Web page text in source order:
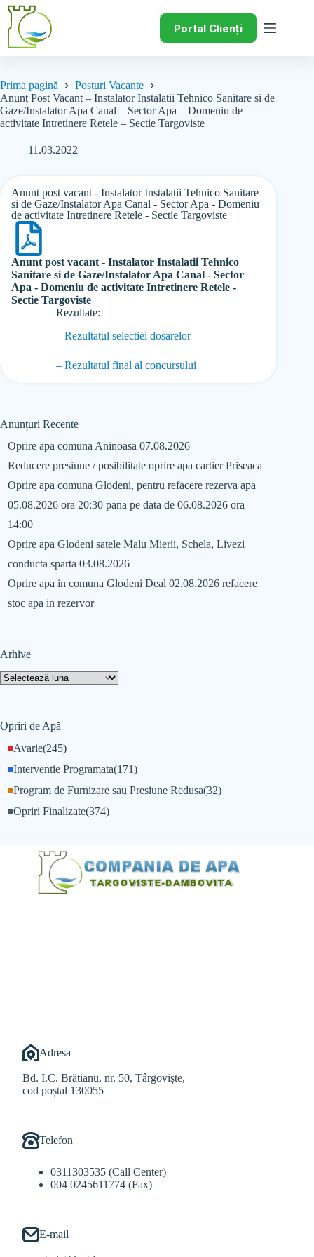
Portal Clienți
Prima pagină
Posturi Vacante
Anunț Post Vacant – Instalator Instalatii Tehnico Sanitare si de
Gaze/Instalator Apa Canal – Sector Apa – Domeniu de
activitate Intretinere Retele – Sectie Targoviste
11.03.2022
Anunt post vacant - Instalator Instalatii Tehnico Sanitare
si de Gaze/Instalator Apa Canal - Sector Apa - Domeniu
de activitate Intretinere Retele - Sectie Targoviste
Anunt post vacant - Instalator Instalatii Tehnico
Sanitare si de Gaze/Instalator Apa Canal - Sector
Apa - Domeniu de activitate Intretinere Retele -
Sectie Targoviste
Rezultate:
– Rezultatul selectiei dosarelor
– Rezultatul final al concursului
Anunțuri Recente
Oprire apa comuna Aninoasa 07.08.2026
Reducere presiune / posibilitate oprire apa cartier Priseaca
Oprire apa comuna Glodeni, pentru refacere rezerva apa
05.08.2026 ora 20:30 pana pe data de 06.08.2026 ora
14:00
Oprire apa Glodeni satele Malu Mierii, Schela, Livezi
conducta sparta 03.08.2026
Oprire apa in comuna Glodeni Deal 02.08.2026 refacere
stoc apa in rezervor
Arhive
Opriri de Apă
Avarie(245)
Interventie Programata(171)
Opriri Finalizate(374)
Program de Furnizare sau Presiune Redusa(32)
Adresa
Bd. I.C. Brătianu, nr. 50, Târgoviște,
cod poștal 130055
Telefon
0311303535 (Call Center)
004 0245611774 (Fax)
E-mail